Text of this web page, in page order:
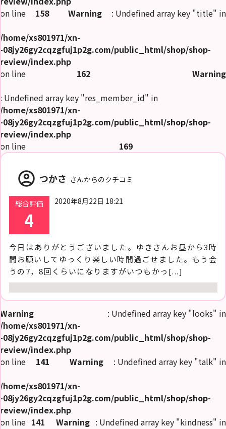
on line
158 Warning
: Undefined array key "title" in
/home/xs801971/xn-
-08jy26gy2cqzgfuj1p2g.com/public_html/shop/shop-
review/index.php
on line
162
Warning
: Undefined array key "res_member_id" in
/home/xs801971/xn-
-08jy26gy2cqzgfuj1p2g.com/public_html/shop/shop-
review/index.php
on line
169
account_circle つかさ さんからのクチコミ
総合評価
4
2020年8月22日 18:21
今日はありがとうございました。ゆきさんお昼から3時
間お願いしてゆっくり楽しい時間過ごせました。もう会
うの7，8回くらいになりますがいつもかっ[...]
Warning
: Undefined array key "looks" in
/home/xs801971/xn-
-08jy26gy2cqzgfuj1p2g.com/public_html/shop/shop-
review/index.php
on line
141 Warning
: Undefined array key "talk" in
/home/xs801971/xn-
-08jy26gy2cqzgfuj1p2g.com/public_html/shop/shop-
review/index.php
on line 141 Warning : Undefined array key "kindness" in